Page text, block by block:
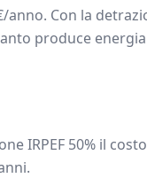
anno. Con la
produce
IRPEF 50% il